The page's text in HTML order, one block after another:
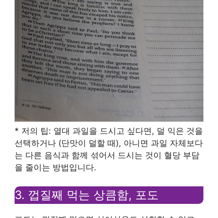
* 저의 팁: 열대 과일을 드시고 싶다면, 덜 익은 것을
선택하거나 (단맛이 덜할 때), 아니면 과일 자체보다
는 다른 음식과 함께 섞어서 드시는 것이 혈당 부담
을 줄이는 방법입니다.
3. 껍질째 먹는 상큼함, 포도